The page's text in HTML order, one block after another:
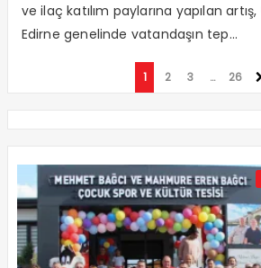
ve ilaç katılım paylarına yapılan
Edirne genelinde vatandaşın tep...
1 2 3 … 26